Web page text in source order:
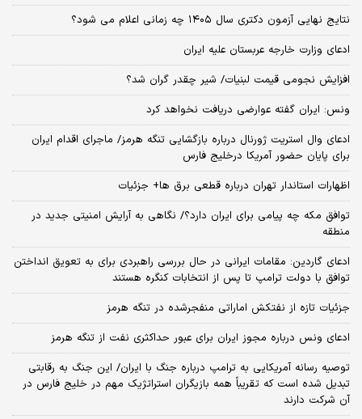
نتایج نهایی آزمون دکتری سال ۱۴۰۵ چه زمانی اعلام می شود؟
ادعای وزارت خارجه عربستان علیه ایران
افزایش نجومی قیمت لبنیات/ شیر چقدر گران شد؟
ونس: ایران گفته عوارضی دریافت نخواهد کرد
ادعای وال استریت ژورنال درباره بازگشایی تنگه هرمز/ ماجرای اقدام ایران
برای پایان حضور آمریکا درخلیج فارس
اظهارات استاندار تهران درباره قطعی برق ها+ جزئیات
توافق مکه چه پیامی برای ایران دارد؟/ نگاهی به آرایش امنیتی جدید در
منطقه
ادعای گاردین: مقامات ایرانی در حال بررسی راهبردی برای به تعویق انداختن
توافق با دولت ترامپ تا پس از انتخابات کنگره هستند
جزئیات تازه از نفتکش اماراتی منفجرشده در تنگه هرمز
ادعای ونس درباره مجوز ایران برای عبور حداکثری نفت از تنگه هرمز
توصیه رسانه آمریکایی به ترامپ درباره جنگ با ایران/ این جنگ به رقابتی
تبدیل شده است که تقریباً همه بازیگران استراتژیک مهم در خلیج فارس در
آن شرکت دارند